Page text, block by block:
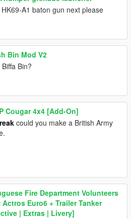
A1 baton gun next please
Bin Mod V2
Bin?
Cougar 4x4 [Add-On]
could you make a British Army
Fire Department Volunteers
Actros Euro6 + Trailer Tanker
| Extras | Livery]